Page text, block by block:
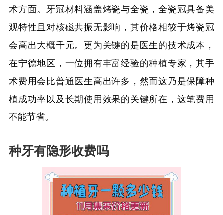
术方面。牙冠材料涵盖烤瓷与全瓷，全瓷冠具备美
观特性且对核磁共振无影响，其价格相较于烤瓷冠
会高出大概千元。更为关键的是医生的技术成本，
在宁德地区，一位拥有丰富经验的种植专家，其手
术费用会比普通医生高出许多，然而这乃是保障种
植成功率以及长期使用效果的关键所在，这笔费用
不能节省。
种牙有隐形收费吗